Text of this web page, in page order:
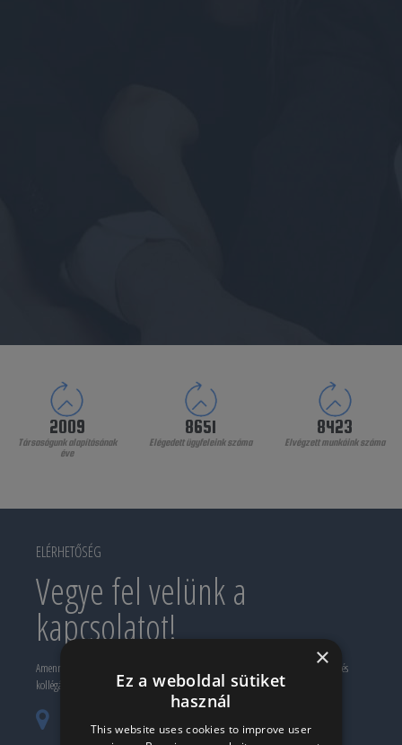
2009
Társaságunk alapításának
éve
8651
Elégedett ügyfeleink száma
8423
Elvégzett munkáink száma
ELÉRHETŐSÉG
Vegye fel velünk a
kapcsolatot!
Amennyiben érdekli valamelyik termékünk, szolgáltatásunk, keressen meg minket, és
kollégánk készségesen a segítségére lesz.
×
Ez a weboldal sütiket
használ
This website uses cookies to improve user